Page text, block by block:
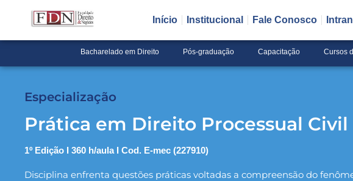
o
Início Institucional Fale Conosco
Bacharelado em Direito Pós-graduação Capacitação Cursos
Especialização
Prática em Direito Processual Civil
1º Edição I 360 h/aula I Cod. E-mec (227910)
Disciplina enfrenta questões práticas voltadas a compreensão do